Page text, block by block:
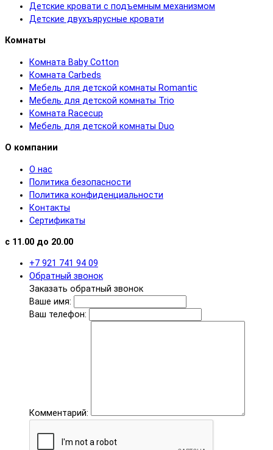
Детские кровати с подъемным механизмом
Детские двухъярусные кровати
Комнаты
Комната Baby Cotton
Комната Carbeds
Мебель для детской комнаты Romantic
Мебель для детской комнаты Trio
Комната Racecup
Мебель для детской комнаты Duo
О компании
О нас
Политика безопасности
Политика конфиденциальности
Контакты
Сертификаты
с 11.00 до 20.00
+7 921 741 94 09
Обратный звонок
Заказать обратный звонок
Ваше имя:
Ваш телефон:
Комментарий: